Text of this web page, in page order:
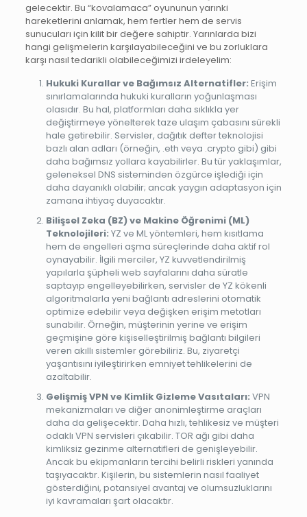
gelecektir. Bu “kovalamaca” oyununun yarınki
hareketlerini anlamak, hem fertler hem de servis
sunucuları için kilit bir değere sahiptir. Yarınlarda bizi
hangi gelişmelerin karşılayabileceğini ve bu zorluklara
karşı nasıl tedarikli olabileceğimizi irdeleyelim:
Hukuki Kurallar ve Bağımsız Alternatifler: Erişim
sınırlamalarında hukuki kuralların yoğunlaşması
olasıdır. Bu hal, platformları daha sıklıkla yer
değiştirmeye yönelterek taze ulaşım çabasını sürekli
hale getirebilir. Servisler, dağıtık defter teknolojisi
bazlı alan adları (örneğin, .eth veya .crypto gibi) gibi
daha bağımsız yollara kayabilirler. Bu tür yaklaşımlar,
geleneksel DNS sisteminden özgürce işlediği için
daha dayanıklı olabilir; ancak yaygın adaptasyon için
zamana ihtiyaç duyacaktır.
Bilişsel Zeka (BZ) ve Makine Öğrenimi (ML)
Teknolojileri: YZ ve ML yöntemleri, hem kısıtlama
hem de engelleri aşma süreçlerinde daha aktif rol
oynayabilir. İlgili merciler, YZ kuvvetlendirilmiş
yapılarla şüpheli web sayfalarını daha süratle
saptayıp engelleyebilirken, servisler de YZ kökenli
algoritmalarla yeni bağlantı adreslerini otomatik
optimize edebilir veya değişken erişim metotları
sunabilir. Örneğin, müşterinin yerine ve erişim
geçmişine göre kişiselleştirilmiş bağlantı bilgileri
veren akıllı sistemler görebiliriz. Bu, ziyaretçi
yaşantısını iyileştirirken emniyet tehlikelerini de
azaltabilir.
Gelişmiş VPN ve Kimlik Gizleme Vasıtaları: VPN
mekanizmaları ve diğer anonimleştirme araçları
daha da gelişecektir. Daha hızlı, tehlikesiz ve müşteri
odaklı VPN servisleri çıkabilir. TOR ağı gibi daha
kimliksiz gezinme alternatifleri de genişleyebilir.
Ancak bu ekipmanların tercihi belirli riskleri yanında
taşıyacaktır. Kişilerin, bu sistemlerin nasıl faaliyet
gösterdiğini, potansiyel avantaj ve olumsuzluklarını
iyi kavramaları şart olacaktır.